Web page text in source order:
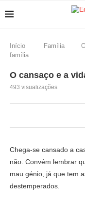
Início Família
família
O cansaço e a
493 visualizações
Chega-se cansado a
não. Convém lembrar
mau génio, já que tem
destemperados.